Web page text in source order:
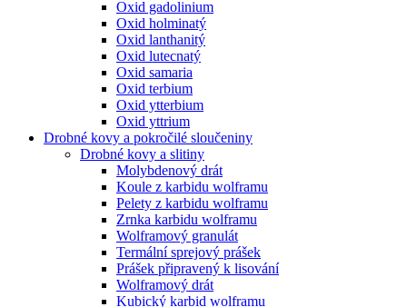
Oxid gadolinium
Oxid holminatý
Oxid lanthanitý
Oxid lutecnatý
Oxid samaria
Oxid terbium
Oxid ytterbium
Oxid yttrium
Drobné kovy a pokročilé sloučeniny
Drobné kovy a slitiny
Molybdenový drát
Koule z karbidu wolframu
Pelety z karbidu wolframu
Zrnka karbidu wolframu
Wolframový granulát
Termální sprejový prášek
Prášek připravený k lisování
Wolframový drát
Kubický karbid wolframu